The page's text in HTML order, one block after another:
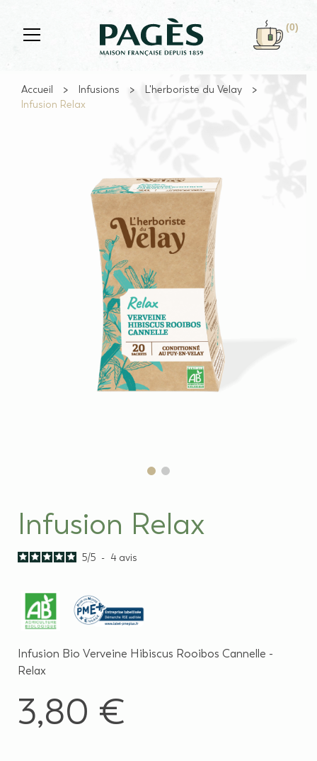
Accueil Infusions
L'herboriste du Velay
Infusion Relax
Infusion Relax
5/5 - 4 avis
Infusion Bio Verveine Hibiscus Rooibos Cannelle -
Relax
3,80 €
(0)